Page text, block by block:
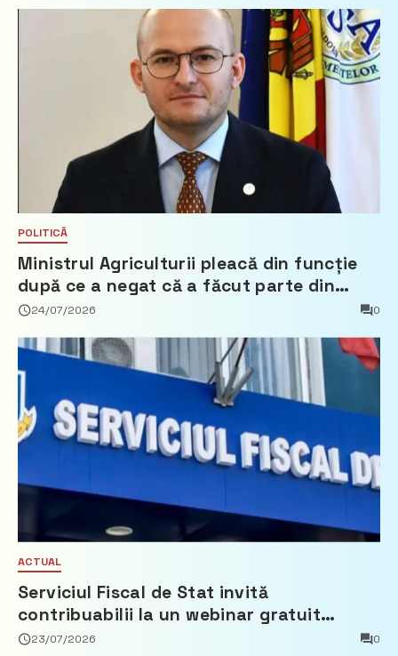
POLITICĂ
Ministrul Agriculturii pleacă din funcție
după ce a negat că a făcut parte din
Partidul Democrat
24/07/2026 0
ACTUAL
Serviciul Fiscal de Stat invită
contribuabilii la un webinar gratuit
privind calculul impozitului pe bunurile
23/07/2026 0